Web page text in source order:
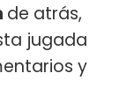
de atrás,
jugada
y